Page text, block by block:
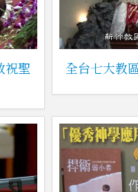
祝聖
全台七大教